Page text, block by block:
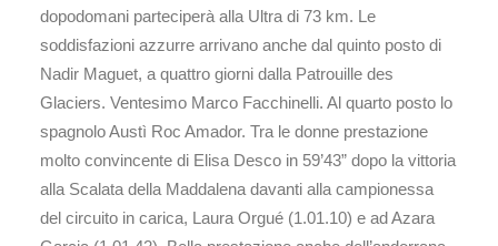
dopodomani parteciperà alla Ultra di 73 km. Le
soddisfazioni azzurre arrivano anche dal quinto posto di
Nadir Maguet, a quattro giorni dalla Patrouille des
Glaciers. Ventesimo Marco Facchinelli. Al quarto posto lo
spagnolo Austì Roc Amador. Tra le donne prestazione
molto convincente di Elisa Desco in 59’43” dopo la vittoria
alla Scalata della Maddalena davanti alla campionessa
del circuito in carica, Laura Orgué (1.01.10) e ad Azara